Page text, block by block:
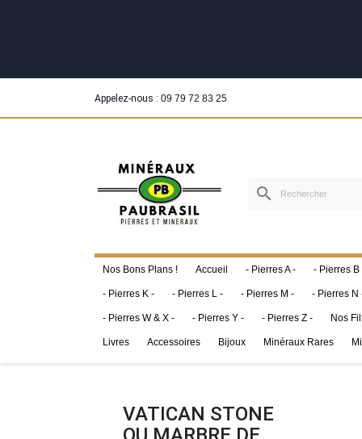
Appelez-nous : 09 79 72 83 25
search
Nos Bons Plans ! Accueil - Pierres A - - Pierres B
- Pierres K - - Pierres L - - Pierres M - - Pierres N
- Pierres W & X - - Pierres Y - - Pierres Z - Nos
Livres Accessoires Bijoux Minéraux Rares
VATICAN STONE